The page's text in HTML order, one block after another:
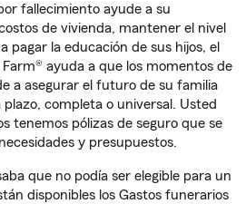
fallecimiento ayude a su
de vivienda, mantener el nivel
pagar la educación de sus hijos, el
ayuda a que los momentos de
a asegurar el futuro de su familia
completa o universal. Usted
tenemos pólizas de seguro que se
y presupuestos.
que no podía ser elegible para un
disponibles los Gastos funerarios